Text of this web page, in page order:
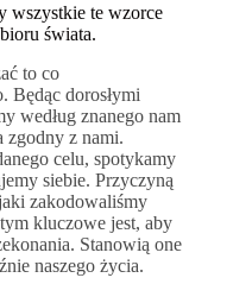
wszystkie te wzorce
świata.
to co
Będąc dorosłymi
według znanego nam
zgodny z nami.
celu, spotykamy
siebie. Przyczyną
zakodowaliśmy
kluczowe jest, aby
Stanowią one
naszego życia.